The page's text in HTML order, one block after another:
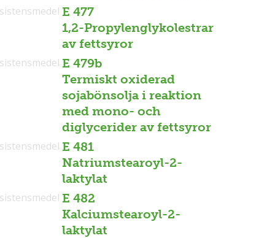
E 477
1,2-Propylenglykolestrar
av fettsyror
E 479b
Termiskt oxiderad
sojabönsolja i reaktion
med mono- och
diglycerider av fettsyror
E 481
Natriumstearoyl-2-
laktylat
E 482
Kalciumstearoyl-2-
laktylat